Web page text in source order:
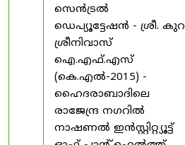
സെൻട്രൽ
ഡെപ്യൂട്ടേഷൻ - ശ്രീ. കുറ
ശ്രീനിവാസ്
ഐ.എഫ്.എസ്
(കെ.എൽ-2015) -
ഹൈദരാബാദിലെ
രാജേന്ദ്ര നഗറിൽ
നാഷണൽ ഇൻസ്റ്റിറ്റ്യൂട്ട്